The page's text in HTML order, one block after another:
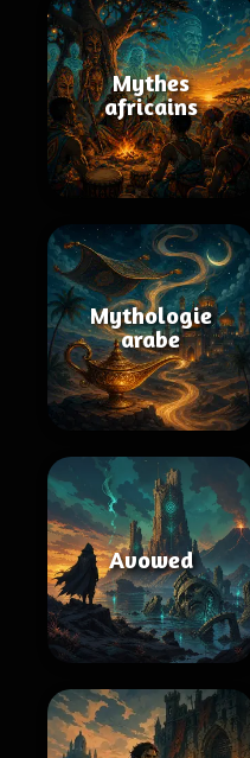
Mythes
africains
Mythologie
arabe
Avowed